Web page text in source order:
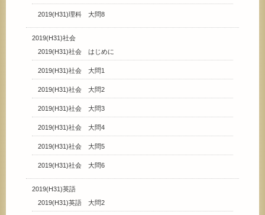
2019(H31)理科 大問8
2019(H31)社会
2019(H31)社会 はじめに
2019(H31)社会 大問1
2019(H31)社会 大問2
2019(H31)社会 大問3
2019(H31)社会 大問4
2019(H31)社会 大問5
2019(H31)社会 大問6
2019(H31)英語
2019(H31)英語 大問2